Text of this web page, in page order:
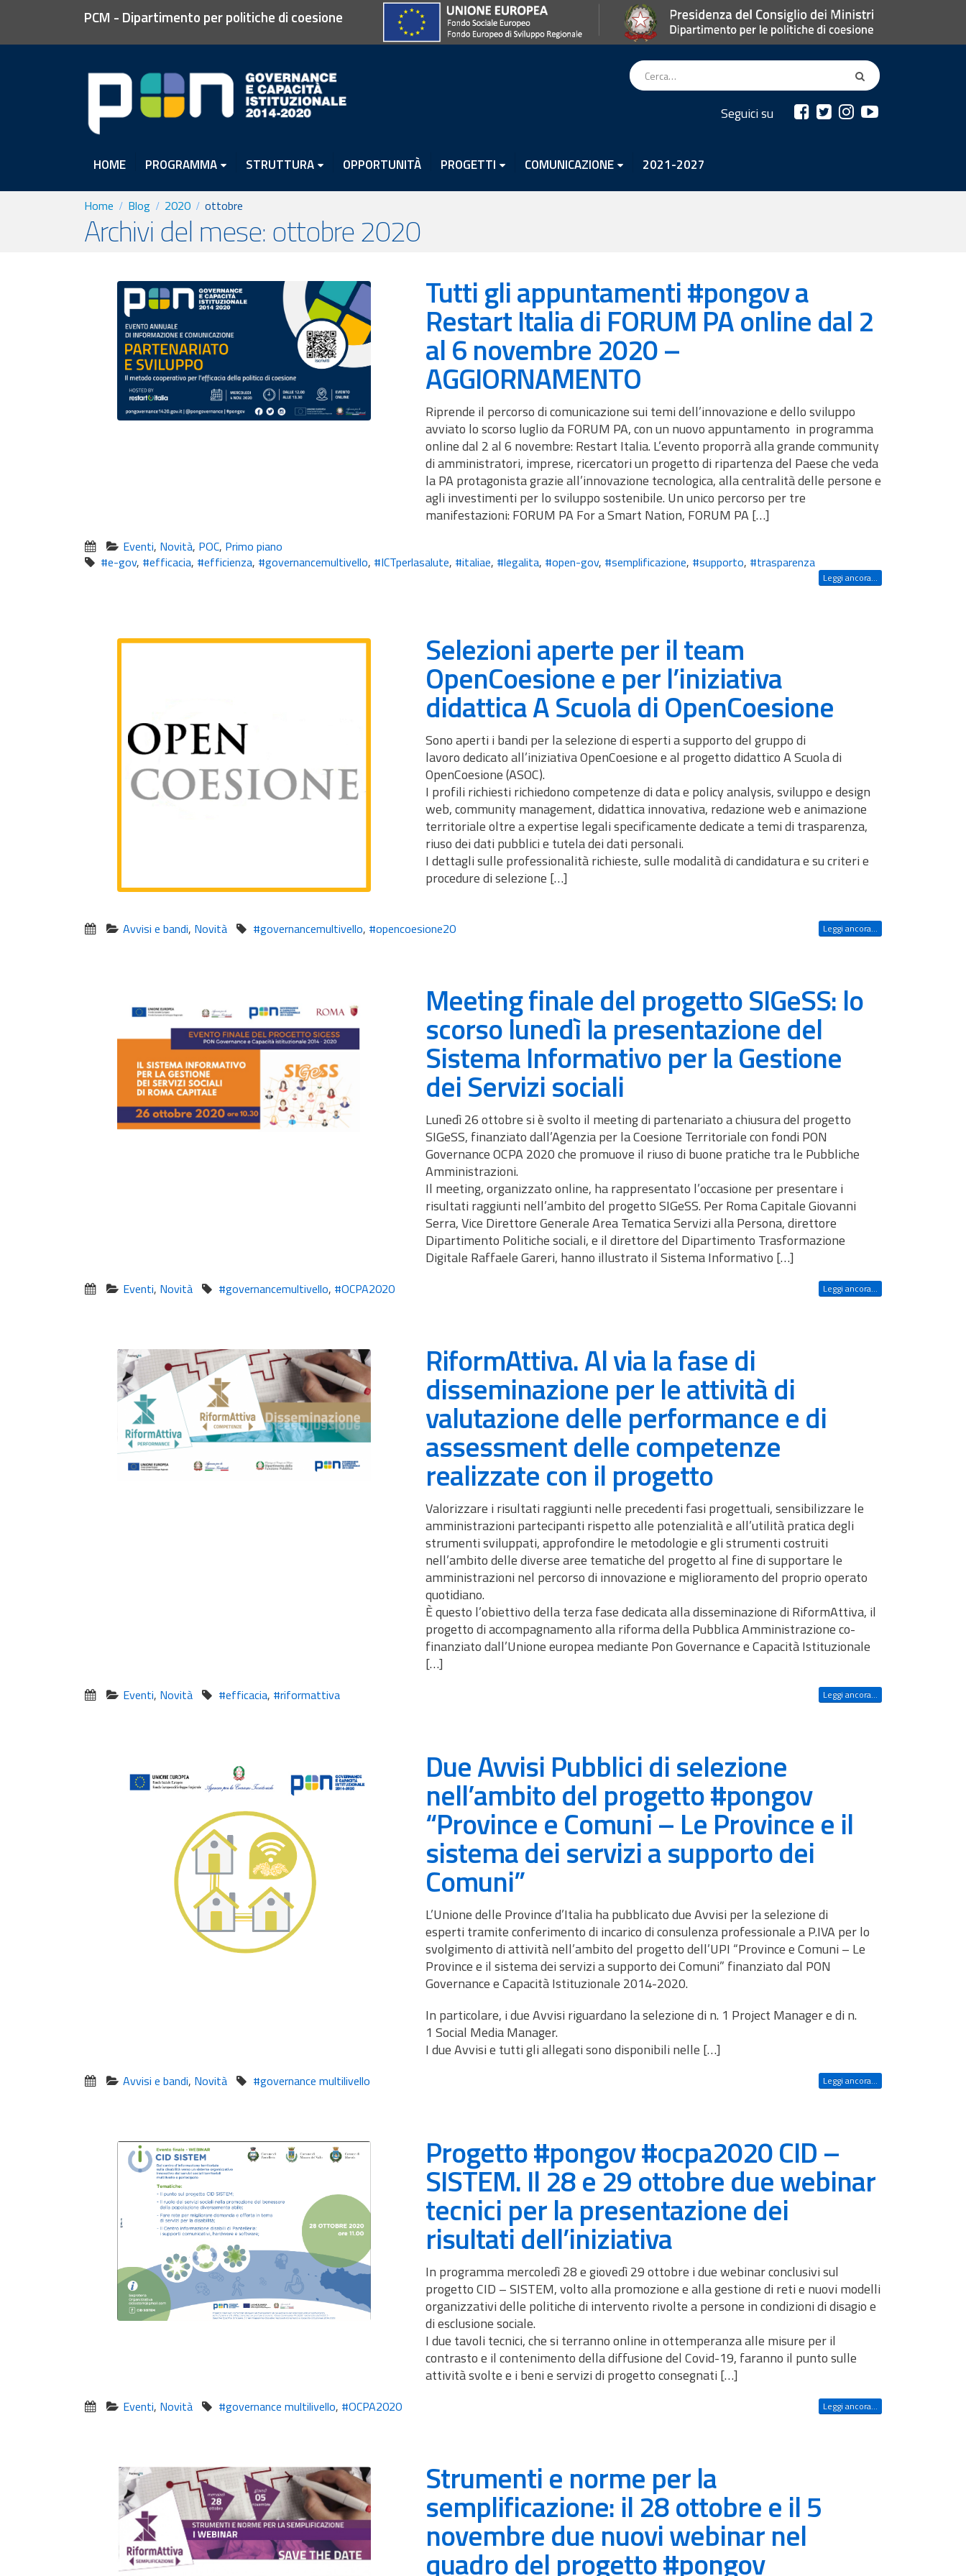
PCM - Dipartimento per politiche di coesione
Seguici su
HOME PROGRAMMA STRUTTURA OPPORTUNITÀ PROGETTI COMUNICAZIONE 2021-2027
Home Blog 2020 ottobre
Archivi del mese: ottobre 2020
Tutti gli appuntamenti #pongov a
Restart Italia di FORUM PA online dal 2
al 6 novembre 2020 –
AGGIORNAMENTO
Riprende il percorso di comunicazione sui temi dell’innovazione e dello sviluppo
avviato lo scorso luglio da FORUM PA, con un nuovo appuntamento in programma
online dal 2 al 6 novembre: Restart Italia. L’evento proporrà alla grande community
di amministratori, imprese, ricercatori un progetto di ripartenza del Paese che veda
la PA protagonista grazie all’innovazione tecnologica, alla centralità delle persone e
agli investimenti per lo sviluppo sostenibile. Un unico percorso per tre
manifestazioni: FORUM PA For a Smart Nation, FORUM PA […]
Eventi, Novità, POC, Primo piano
#e-gov, #efficacia, #efficienza, #governancemultivello, #ICTperlasalute, #italiae, #legalita, #open-gov, #semplificazione, #supporto, #trasparenza
Leggi ancora...
Selezioni aperte per il team
OpenCoesione e per l’iniziativa
didattica A Scuola di OpenCoesione
Sono aperti i bandi per la selezione di esperti a supporto del gruppo di
lavoro dedicato all’iniziativa OpenCoesione e al progetto didattico A Scuola di
OpenCoesione (ASOC).
I profili richiesti richiedono competenze di data e policy analysis, sviluppo e design
web, community management, didattica innovativa, redazione web e animazione
territoriale oltre a expertise legali specificamente dedicate a temi di trasparenza,
riuso dei dati pubblici e tutela dei dati personali.
I dettagli sulle professionalità richieste, sulle modalità di candidatura e su criteri e
procedure di selezione […]
Avvisi e bandi, Novità #governancemultivello, #opencoesione20 Leggi ancora...
Meeting finale del progetto SIGeSS: lo
scorso lunedì la presentazione del
Sistema Informativo per la Gestione
dei Servizi sociali
Lunedì 26 ottobre si è svolto il meeting di partenariato a chiusura del progetto
SIGeSS, finanziato dall’Agenzia per la Coesione Territoriale con fondi PON
Governance OCPA 2020 che promuove il riuso di buone pratiche tra le Pubbliche
Amministrazioni.
Il meeting, organizzato online, ha rappresentato l’occasione per presentare i
risultati raggiunti nell’ambito del progetto SIGeSS. Per Roma Capitale Giovanni
Serra, Vice Direttore Generale Area Tematica Servizi alla Persona, direttore
Dipartimento Politiche sociali, e il direttore del Dipartimento Trasformazione
Digitale Raffaele Gareri, hanno illustrato il Sistema Informativo […]
Eventi, Novità #governancemultivello, #OCPA2020 Leggi ancora...
RiformAttiva. Al via la fase di
disseminazione per le attività di
valutazione delle performance e di
assessment delle competenze
realizzate con il progetto
Valorizzare i risultati raggiunti nelle precedenti fasi progettuali, sensibilizzare le
amministrazioni partecipanti rispetto alle potenzialità e all’utilità pratica degli
strumenti sviluppati, approfondire le metodologie e gli strumenti costruiti
nell’ambito delle diverse aree tematiche del progetto al fine di supportare le
amministrazioni nel percorso di innovazione e miglioramento del proprio operato
quotidiano.
È questo l’obiettivo della terza fase dedicata alla disseminazione di RiformAttiva, il
progetto di accompagnamento alla riforma della Pubblica Amministrazione co-
finanziato dall’Unione europea mediante Pon Governance e Capacità Istituzionale
[…]
Eventi, Novità #efficacia, #riformattiva Leggi ancora...
Due Avvisi Pubblici di selezione
nell’ambito del progetto #pongov
“Province e Comuni – Le Province e il
sistema dei servizi a supporto dei
Comuni”
L’Unione delle Province d’Italia ha pubblicato due Avvisi per la selezione di
esperti tramite conferimento di incarico di consulenza professionale a P.IVA per lo
svolgimento di attività nell’ambito del progetto dell’UPI “Province e Comuni – Le
Province e il sistema dei servizi a supporto dei Comuni” finanziato dal PON
Governance e Capacità Istituzionale 2014-2020.
In particolare, i due Avvisi riguardano la selezione di n. 1 Project Manager e di n.
1 Social Media Manager.
I due Avvisi e tutti gli allegati sono disponibili nelle […]
Avvisi e bandi, Novità #governance multilivello Leggi ancora...
Progetto #pongov #ocpa2020 CID –
SISTEM. Il 28 e 29 ottobre due webinar
tecnici per la presentazione dei
risultati dell’iniziativa
In programma mercoledì 28 e giovedì 29 ottobre i due webinar conclusivi sul
progetto CID – SISTEM, volto alla promozione e alla gestione di reti e nuovi modelli
organizzativi delle politiche di intervento rivolte a persone in condizioni di disagio e
di esclusione sociale.
I due tavoli tecnici, che si terranno online in ottemperanza alle misure per il
contrasto e il contenimento della diffusione del Covid-19, faranno il punto sulle
attività svolte e i beni e servizi di progetto consegnati […]
Eventi, Novità #governance multilivello, #OCPA2020 Leggi ancora...
Strumenti e norme per la
semplificazione: il 28 ottobre e il 5
novembre due nuovi webinar nel
quadro del progetto #pongov